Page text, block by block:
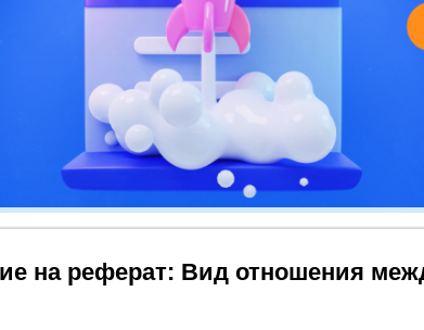
на реферат: Вид отношения